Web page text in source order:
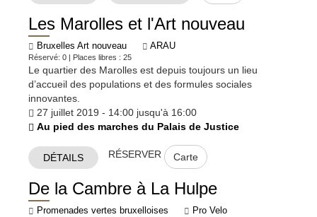
Les Marolles et l'Art nouveau
Bruxelles Art nouveau ARAU
Réservé: 0 | Places libres : 25
Le quartier des Marolles est depuis toujours un lieu
d’accueil des populations et des formules sociales
innovantes.
27 juillet 2019 - 14:00 jusqu'à 16:00
Au pied des marches du Palais de Justice
DÉTAILS RÉSERVER Carte
De la Cambre à La Hulpe
Promenades vertes bruxelloises Pro Velo